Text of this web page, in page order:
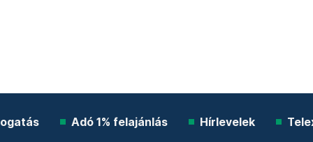
Adó 1% felajánlás Hírlevelek